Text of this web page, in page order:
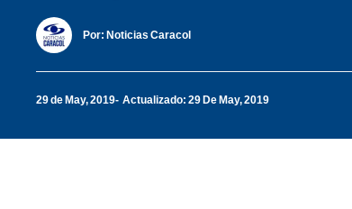
Por: Noticias Caracol
29 de May, 2019 Actualizado: 29 De May, 2019